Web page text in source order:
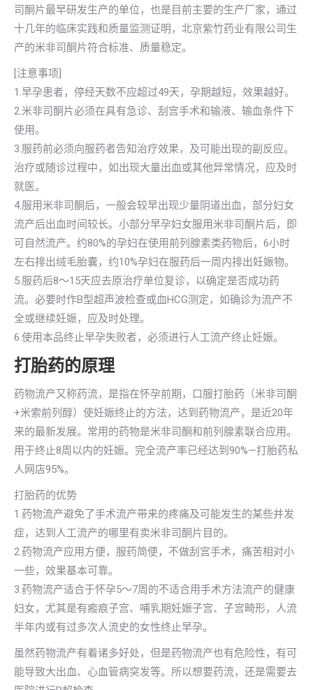
司酮片最早研发生产的单位，也是目前主要的生产厂家，通过
十几年的临床实践和质量监测证明，北京紫竹药业有限公司生
产的米非司酮片符合标准、质量稳定。
[注意事项]
1.早孕患者，停经天数不应超过49天，孕期越短，效果越好。
2.米非司酮片必须在具有急诊、刮宫手术和输液、输血条件下
使用。
3.服药前必须向服药者告知治疗效果，及可能出现的副反应。
治疗或随诊过程中，如出现大量出血或其他异常情况，应及时
就医。
4.服用米非司酮后，一般会较早出现少量阴道出血，部分妇女
流产后出血时间较长。小部分早孕妇女服用米非司酮片后，即
可自然流产。约80%的孕妇在使用前列腺素类药物后，6小时
左右排出绒毛胎囊，约10%孕妇在服药后一周内排出妊娠物。
5.服药后8～15天应去原治疗单位复诊，以确定是否成功药
流。必要时作B型超声波检查或血HCG测定，如确诊为流产不
全或继续妊娠，应及时处理。
6.使用本品终止早孕失败者，必须进行人工流产终止妊娠。
打胎药的原理
药物流产又称药流，是指在怀孕前期，口服打胎药（米非司酮
+米索前列醇）使妊娠终止的方法，达到药物流产，是近20年
来的最新发展。常用的药物是米非司酮和前列腺素联合应用。
用于终止8周以内的妊娠。完全流产率已经达到90%—打胎药私
人网店95%。
打胎药的优势
1.药物流产避免了手术流产带来的疼痛及可能发生的某些并发
症，达到人工流产的哪里有卖米非司酮片目的。
2.药物流产应用方便，服药简便，不做刮宫手术，痛苦相对小
一些，效果基本可靠。
3.药物流产适合于怀孕5～7周的不适合用手术方法流产的健康
妇女，尤其是有瘢痕子宫、哺乳期妊娠子宫、子宫畸形，人流
半年内或有过多次人流史的女性终止早孕。
虽然药物流产有着诸多好处，但是药物流产也有危险性，有可
能导致大出血、心血管病突发等。所以想要药流，还是需要去